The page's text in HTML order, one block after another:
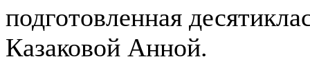
подготовленная
Казаковой Анной.